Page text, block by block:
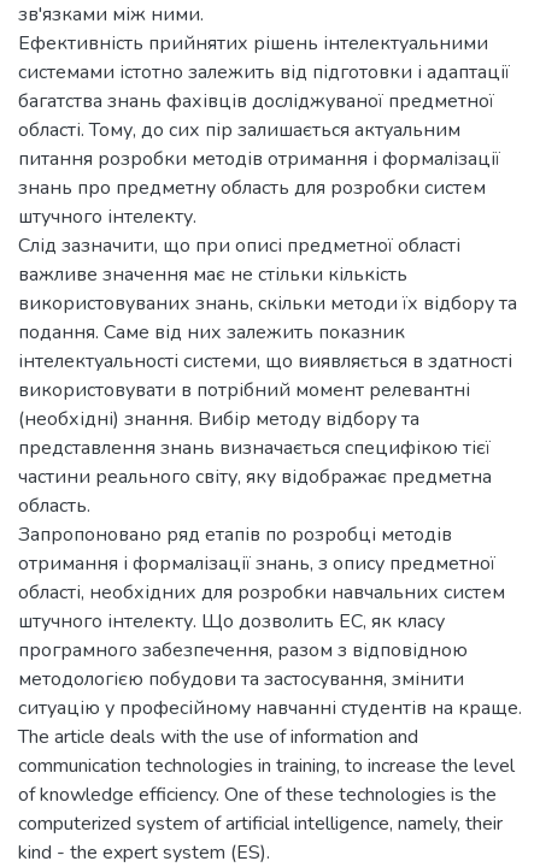
зв'язками між ними.
Ефективність прийнятих рішень інтелектуальними
системами істотно залежить від підготовки і адаптації
багатства знань фахівців досліджуваної предметної
області. Тому, до сих пір залишається актуальним
питання розробки методів отримання і формалізації
знань про предметну область для розробки систем
штучного інтелекту.
Слід зазначити, що при описі предметної області
важливе значення має не стільки кількість
використовуваних знань, скільки методи їх відбору та
подання. Саме від них залежить показник
інтелектуальності системи, що виявляється в здатності
використовувати в потрібний момент релевантні
(необхідні) знання. Вибір методу відбору та
представлення знань визначається специфікою тієї
частини реального світу, яку відображає предметна
область.
Запропоновано ряд етапів по розробці методів
отримання і формалізації знань, з опису предметної
області, необхідних для розробки навчальних систем
штучного інтелекту. Що дозволить ЕС, як класу
програмного забезпечення, разом з відповідною
методологією побудови та застосування, змінити
ситуацію у професійному навчанні студентів на краще.
The article deals with the use of information and
communication technologies in training, to increase the level
of knowledge efficiency. One of these technologies is the
computerized system of artificial intelligence, namely, their
kind - the expert system (ES).